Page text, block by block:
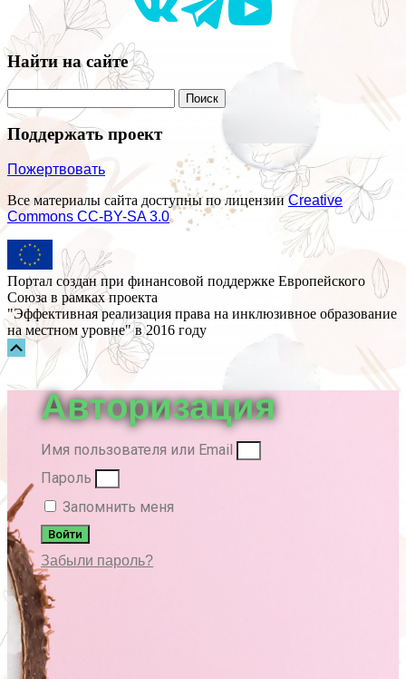
Найти на сайте
Поддержать проект
Пожертвовать
Все материалы сайта доступны по лицензииCreative
Commons СС-BY-SA 3.0
Портал создан при финансовой поддержке Европейского
Союза в рамках проекта
"Эффективная реализация права на инклюзивное образование
на местном уровне" в 2016 году
Прокрутка
вверх
Авторизация
Имя пользователя или Email
Пароль
Запомнить меня
Войти
Забыли пароль?